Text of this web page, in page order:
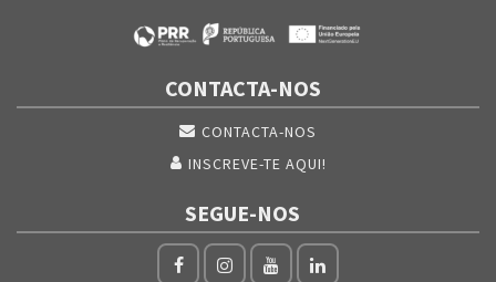
CONTACTA-NOS
CONTACTA-NOS
INSCREVE-TE AQUI!
SEGUE-NOS